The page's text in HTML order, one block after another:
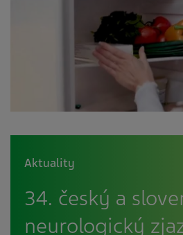
Aktuality
34. český a
neurologický